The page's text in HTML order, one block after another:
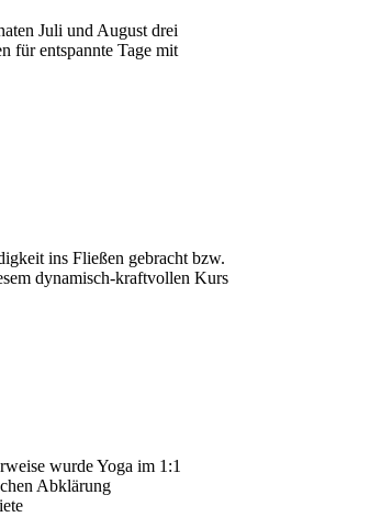
Juli und August drei
für entspannte Tage mit
ins Fließen gebracht bzw.
dynamisch-kraftvollen Kurs
wurde Yoga im 1:1
Abklärung